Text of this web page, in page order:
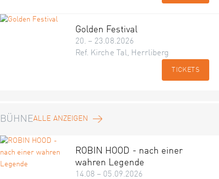
Golden Festival
20. – 23.08.2026
Ref. Kirche Tal, Herrliberg
TICKETS
BÜHNEALLE ANZEIGEN
ROBIN HOOD - nach einer
wahren Legende
14.08 – 05.09.2026